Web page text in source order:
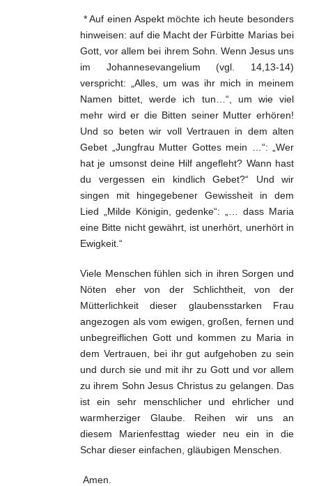
* Auf einen Aspekt möchte ich heute besonders
hinweisen: auf die Macht der Fürbitte Marias bei
Gott, vor allem bei ihrem Sohn. Wenn Jesus uns
im Johannesevangelium (vgl. 14,13-14)
verspricht: „Alles, um was ihr mich in meinem
Namen bittet, werde ich tun…“, um wie viel
mehr wird er die Bitten seiner Mutter erhören!
Und so beten wir voll Vertrauen in dem alten
Gebet „Jungfrau Mutter Gottes mein …“: „Wer
hat je umsonst deine Hilf angefleht? Wann hast
du vergessen ein kindlich Gebet?“ Und wir
singen mit hingegebener Gewissheit in dem
Lied „Milde Königin, gedenke“: „… dass Maria
eine Bitte nicht gewährt, ist unerhört, unerhört in
Ewigkeit.“
Viele Menschen fühlen sich in ihren Sorgen und
Nöten eher von der Schlichtheit, von der
Mütterlichkeit dieser glaubensstarken Frau
angezogen als vom ewigen, großen, fernen und
unbegreiflichen Gott und kommen zu Maria in
dem Vertrauen, bei ihr gut aufgehoben zu sein
und durch sie und mit ihr zu Gott und vor allem
zu ihrem Sohn Jesus Christus zu gelangen. Das
ist ein sehr menschlicher und ehrlicher und
warmherziger Glaube. Reihen wir uns an
diesem Marienfesttag wieder neu ein in die
Schar dieser einfachen, gläubigen Menschen.
Amen.